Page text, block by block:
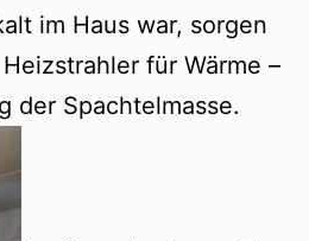
im Haus war, sorgen
für Wärme –
der Spachtelmasse.